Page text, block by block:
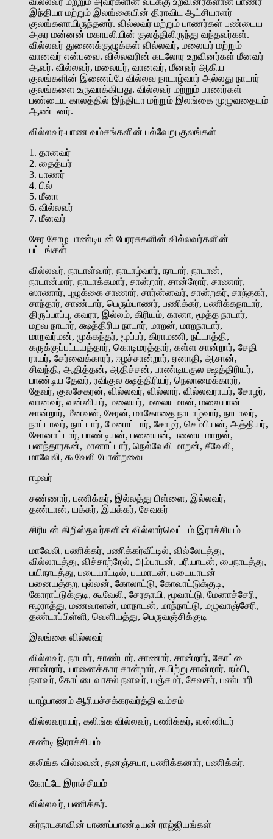
இந்தியா மற்றும் இலங்கையின் திராவிட ஆட்சியாளர்
குலங்களாயிருந்தனர். வில்லவர் மற்றும் பாணர்கள் பண்டைய
அசுர மன்னன் மகாபலியின் குலத்திலிருந்து வந்தவர்கள்.
வில்லவர் துணைக்குழுக்கள் வில்லவர், மலையர் மற்றும்
வானவர் என்பவை. வில்லவரின் கடலோர உறவினர்கள் மீனவர்
ஆவர். வில்லவர், மலையர், வானவர், மீனவர் ஆகிய
குலங்களின் இணைப்பே வில்லவ நாடாழ்வார் அல்லது நாடார்
குலங்களை உருவாக்கியது. வில்லவர் மற்றும் பாணர்கள்
பண்டைய காலத்தில் இந்தியா மற்றும் இலங்கை முழுவதையும்
ஆண்டனர்.
வில்லவர்-பாண வம்சங்களின் பல்வேறு குலங்கள்
1. தானவர்
2. தைத்யர்
3. பாணர்
4. பில்
5. மீனா
6. வில்லவர்
7. மீனவர்
சேர சோழ பாண்டியன் பேரரசுகளின் வில்லவர்களின்
பட்டங்கள்
வில்லவர், நாடாள்வார், நாடாழ்வார், நாடார், நாடான்,
நாடான்மார், நாடாக்கமார், சான்றார், சான்றோர், சாணார்,
ஸாணார், புழுக்கை சாணார், சார்ன்னவர், சான்றகர், சாந்தகர்,
சாந்தார், சாண்டார், பெரும்பாணர், பணிக்கர், பணிக்கநாடார்,
திருப்பாப்பு, கவரா, இல்லம், கிரியம், கானா, மூத்த நாடார்,
மறவ நாடார், க்ஷத்திரிய நாடார், மாறன், மாறநாடார்,
மாறவர்மன், முக்கந்தர், மூப்பர், கிராமணி, நட்டாத்தி,
கருக்குப்பட்டயத்தார், கொடிமரத்தார், கள்ள சான்றார், சேதி
ராயர், சேர்வைக்காரர், ஈழச்சான்றார், ஏனாதி, ஆசான்,
சிவந்தி, ஆதித்தன், ஆதிச்சன், பாண்டியகுல க்ஷத்திரியர்,
பாண்டிய தேவர், ரவிகுல க்ஷத்திரியர், நெலாமைக்காரர்,
தேவர், குலசேகரன், வில்லவர், வில்லார். வில்லவராயர், சோழர்,
வானவர், வன்னியர், மலையர், மலையமான், மலையான்
சான்றார், மீனவன், சேரன், மாகோதை நாடாழ்வார், நாடாவர்,
நாட்டாவர், நாட்டார், மேனாட்டார், சோழர், செம்பியன், அத்தியர்,
சோனாட்டார், பாண்டியன், பனையன், பனைய மாறன்,
பனந்தாரகன், மானாட்டார், நெல்வேலி மாறன், சீவேலி,
மாவேலி, கூவேலி போன்றவை
ஈழவர்
சண்ணார், பணிக்கர், இல்லத்து பிள்ளை, இல்லவர்,
தண்டான், யக்கர், இயக்கர், சேவகர்
சிரியன் கிறிஸ்தவர்களின் வில்லார்வெட்டம் இராச்சியம்
மாவேலி, பணிக்கர், பணிக்கர்வீட்டில், வில்லேடத்து,
வில்லாடத்து, விச்சாற்றேல், அம்பாடன், பரியாடன், பைநாடத்து,
பயிநாடத்து, படையாட்டில், படமாடன், படையாடன்
பனையத்தற, புல்லன், கோலாட்டு, கோவாட்டுக்குடி,
கோராட்டுக்குடி, கூவேலி, சேரதாயி, மூவாட்டு, மேனாச்சேரி,
ஈழராத்து, மணவாளன், மாநாடன், மாந்நாட்டு, மழுவாஞ்சேரி,
தண்டாப்பிள்ளி, வெளியத்து, பெருவஞ்சிக்குடி
இலங்கை வில்லவர்
வில்லவர், நாடார், சாண்டார், சாணார், சான்றார், கோட்டை
சான்றார், யானைக்கார சான்றார், கயிற்று சான்றார், நம்பி,
நளவர், கோட்டைவாசல் நளவர், பஞ்சமர், சேவகர், பண்டாரி
யாழ்பாணம் ஆரியச்சக்கரவர்த்தி வம்சம்
வில்லவராயர், கலிங்க வில்லவர், பணிக்கர், வன்னியர்
கண்டி இராச்சியம்
கலிங்க வில்லவன், தனஞ்சயா, பணிக்கனார், பணிக்கர்.
கோட்டே இராச்சியம்
வில்லவர், பணிக்கர்.
கர்நாடகாவின் பாணப்பாண்டியன் ராஜ்ஜியங்கள்